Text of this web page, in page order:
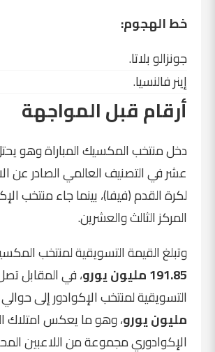
خط الهجوم:
جونزالو بلاتا.
إينر فالنسيا.
أرقام قبل المواجهة
دخل منتخب المكسيك المباراة وهو يحتل
عشر في التصنيف العالمي الصادر عن
لكرة القدم (فيفا)، بينما جاء منتخب
المركز الثالث والعشرين.
وتبلغ القيمة التسويقية لمنتخب
191.85 مليون يورو
، في المقابل
التسويقية لمنتخب الإكوادور إلى حوالي
مليون يورو، وهو ما يعكس امتلاك
الإكوادوري مجموعة من اللاعبين